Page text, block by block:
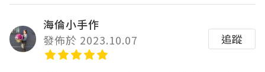
海倫小手作
發佈於 2023.10.07
追蹤